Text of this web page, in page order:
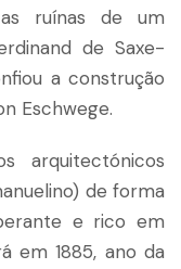
ruínas de um
de Saxe-
a construção
Eschwege.
arquitectónicos
de forma
e rico em
em 1885, ano da